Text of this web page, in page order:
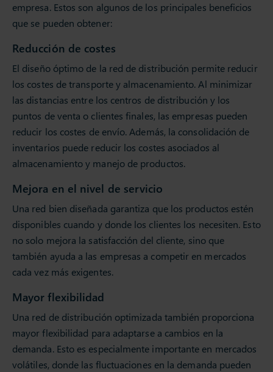
empresa. Estos son algunos de los principales beneficios
que se pueden obtener:
Reducción de costes
El diseño óptimo de la red de distribución permite reducir
los costes de transporte y almacenamiento. Al minimizar
las distancias entre los centros de distribución y los
puntos de venta o clientes finales, las empresas pueden
reducir los costes de envío. Además, la consolidación de
inventarios puede reducir los costes asociados al
almacenamiento y manejo de productos.
Mejora en el nivel de servicio
Una red bien diseñada garantiza que los productos estén
disponibles cuando y donde los clientes los necesiten. Esto
no solo mejora la satisfacción del cliente, sino que
también ayuda a las empresas a competir en mercados
cada vez más exigentes.
Mayor flexibilidad
Una red de distribución optimizada también proporciona
mayor flexibilidad para adaptarse a cambios en la
demanda. Esto es especialmente importante en mercados
volátiles, donde las fluctuaciones en la demanda pueden